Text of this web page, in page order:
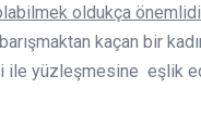
oldukça
kaçan bir
ile yüzleşmesine eşlik